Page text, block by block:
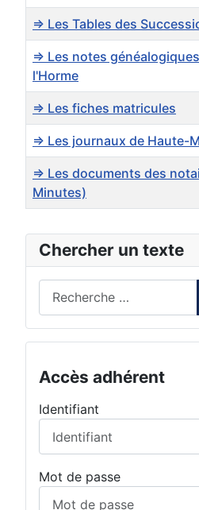
Chercher un texte
Accès adhérent
Identifiant
Mot de passe
=> Les Tables des
=> Les notes
l'Horme
=> Les fiches matricules
=> Les journaux de Haute-
=> Les documents des
Minutes)